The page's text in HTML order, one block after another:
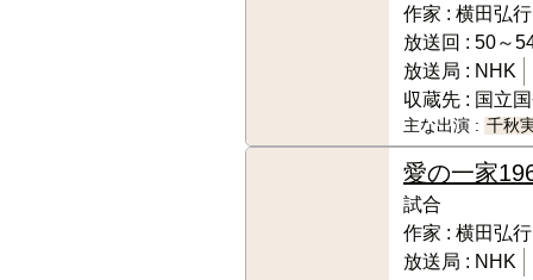
作家 : 横田弘行
放送回 : 50～
放送局 : NHK
収蔵先 : 国立
主な出演 : 千秋
愛の一家
試合
作家 : 横田弘行
放送局 : NHK